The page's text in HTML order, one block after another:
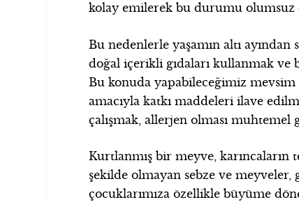
kolay emilerek bu durumu olumsuz
Bu nedenlerle yaşamın altı
doğal içerikli gıdaları kullanmak ve
Bu konuda yapabileceğimiz
amacıyla katkı maddeleri ilave
çalışmak, allerjen olması muhtemel
Kurtlanmış bir meyve, karıncaların
şekilde olmayan sebze ve
çocuklarımıza özellikle büyüme